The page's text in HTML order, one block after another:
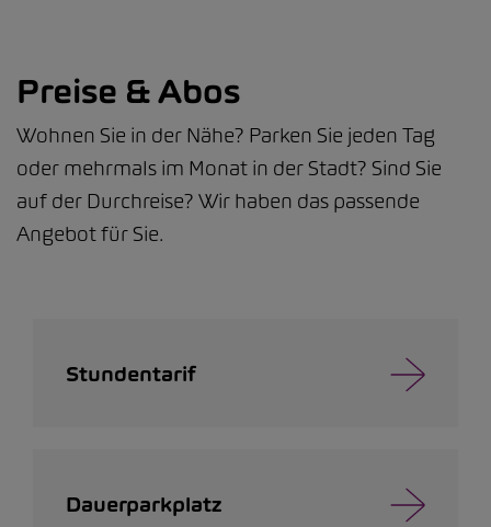
Preise & Abos
Wohnen Sie in der Nähe? Parken Sie jeden Tag
oder mehrmals im Monat in der Stadt? Sind Sie
auf der Durchreise? Wir haben das passende
Angebot für Sie.
Stundentarif
Dauerparkplatz